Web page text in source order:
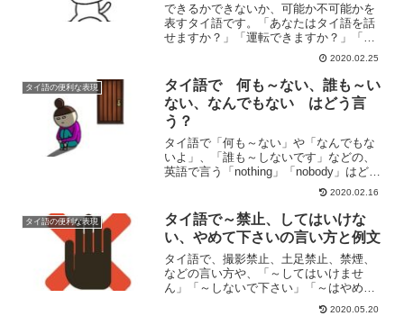
できるかできないか、可能か不可能かを
表すタイ語です。「あなたはタイ語を話
せますか？」「運転できますか？」「試
着できますか？」「私は辛い物が食べら
れません」など、状況によっていくつか
の言い方があるので、違いを知って使い
分けてみましょう。
2020.02.25
タイ語の便利な表現
タイ語で 何も～ない、誰も～い
ない、なんでもない はどう言
う？
タイ語で「何も～ない」や「なんでもな
いよ」、「誰も～しないです」などの、
英語で言う「nothing」「nobody」はどう
いうのでしょうか。質問の仕方や応用、
会話例も合わせてご紹介します。
2020.02.16
タイ語の便利な表現
タイ語で～禁止、してはいけな
い、やめて下さいの言い方と例文
タイ語で、撮影禁止、土足禁止、禁煙、
などの言い方や、「～してはいけませ
ん」「～しないで下さい」「～はやめて
下さい」などの表現をご紹介します。し
てはいけないのにうっかりやってしまわ
2020.05.20